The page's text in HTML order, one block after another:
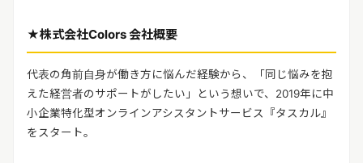
★株式会社Colors 会社概要
代表の角前自身が働き方に悩んだ経験から、「同じ悩みを抱
えた経営者のサポートがしたい」という想いで、 2019年に中
小企業特化型オンラインアシスタントサービス『タスカル』
をスタート。